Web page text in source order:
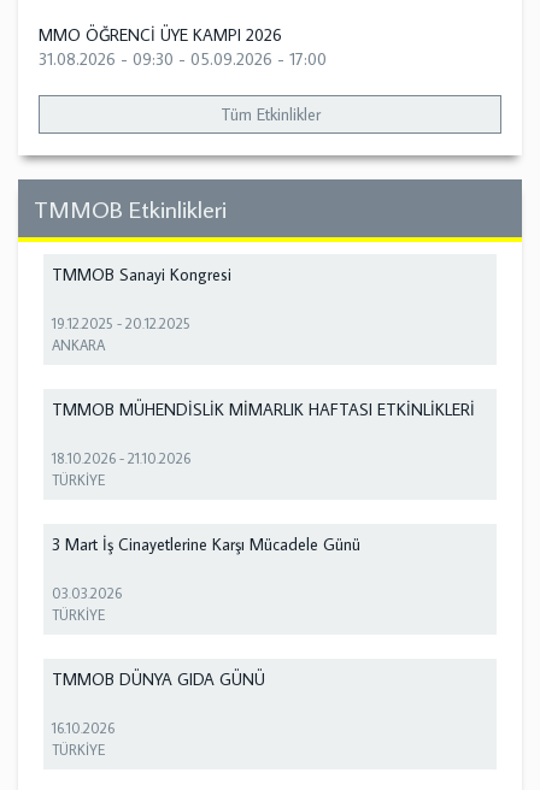
MMO ÖĞRENCİ ÜYE KAMPI 2026
31.08.2026 - 09:30 - 05.09.2026 - 17:00
Tüm Etkinlikler
TMMOB Etkinlikleri
TMMOB Sanayi Kongresi
19.12.2025 -20.12.2025
ANKARA
TMMOB MÜHENDİSLİK MİMARLIK HAFTASI ETKİNLİKLERİ
18.10.2026 -21.10.2026
TÜRKİYE
3 Mart İş Cinayetlerine Karşı Mücadele Günü
03.03.2026
TÜRKİYE
TMMOB DÜNYA GIDA GÜNÜ
16.10.2026
TÜRKİYE